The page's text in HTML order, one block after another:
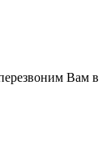
Вам в